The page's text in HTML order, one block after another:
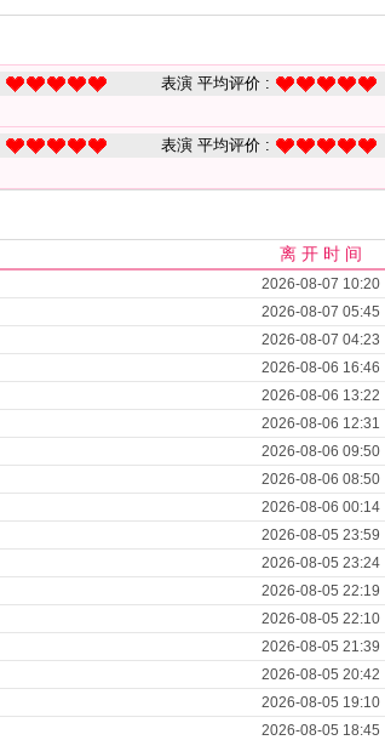
表演 平均评价 :
表演 平均评价 :
离 开 时 间
2026-08-07 10:20
2026-08-07 05:45
2026-08-07 04:23
2026-08-06 16:46
2026-08-06 13:22
2026-08-06 12:31
2026-08-06 09:50
2026-08-06 08:50
2026-08-06 00:14
2026-08-05 23:59
2026-08-05 23:24
2026-08-05 22:19
2026-08-05 22:10
2026-08-05 21:39
2026-08-05 20:42
2026-08-05 19:10
2026-08-05 18:45